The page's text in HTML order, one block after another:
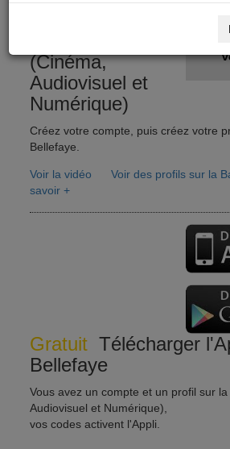
(Cinéma,
Audiovisuel et
Numérique)
Créez votre compte, puis créez votre
Bellefaye.
Voir la vidéo Voir des profils sur la
savoir +
Gratuit Télécharger
Bellefaye
Vous avez un compte et un profil sur la
Audiovisuel et Numérique),
vos codes activent l'Appli.